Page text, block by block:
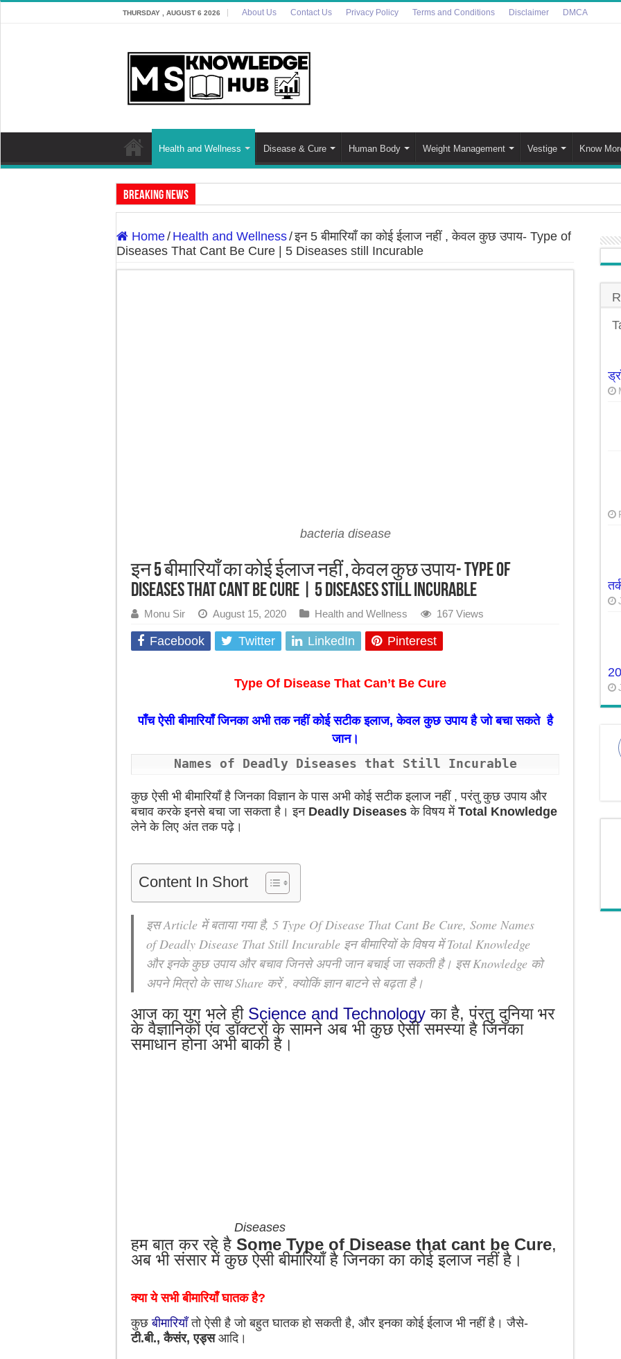
THURSDAY , AUGUST 6 2026 About Us Contact Us Privacy Policy Terms and Conditions Disclaimer DMCA
Health and Wellness Disease & Cure Human Body Weight Management Vestige Know
Breaking News
Discover the Potential Threat: ‘Zombie Deer Disease’ In Hindi | ‘ज़ोंबी हिरण रोग’ महामारी फैल गई है,
7 Best Cooking Oils for Health in India – Choosing the Right Oil for Your Well-being | भारत मे
7 Effective Home Remedies in Winter: A Daily Skincare Routine for All Skin Types | सर्दियों मे
Home/ Health and Wellness/इन 5 बीमारियाँ का कोई ईलाज नहीं , केवल कुछ उपाय- Type of
Diseases That Cant Be Cure | 5 Diseases still Incurable
bacteria disease
इन 5 बीमारियाँ का कोई ईलाज नहीं , केवल कुछ उपाय- Type of
Diseases That Cant Be Cure | 5 Diseases still Incurable
Monu Sir August 15, 2020 Health and Wellness 167 Views
Facebook Twitter LinkedIn Pinterest
Type Of Disease That Can’t Be Cure
पाँच ऐसी बीमारियाँ जिनका अभी तक नहीं कोई सटीक इलाज, केवल कुछ उपाय है जो बचा सकते है
जान।
Names of Deadly Diseases that Still Incurable
कुछ ऐसी भी बीमारियाँ है जिनका विज्ञान के पास अभी कोई सटीक इलाज नहीं , परंतु कुछ उपाय और
बचाव करके इनसे बचा जा सकता है। इन Deadly Diseases के विषय में Total Knowledge
लेने के लिए अंत तक पढ़े।
Content In Short
इस Article में बताया गया है, 5 Type Of Disease That Cant Be Cure, Some Names
of Deadly Disease That Still Incurable इन बीमारियों के विषय में Total Knowledge
और इनके कुछ उपाय और बचाव जिनसे अपनी जान बचाई जा सकती है। इस Knowledge को
अपने मित्रो के साथ Share करें , क्योकिं ज्ञान बाटने से बढ़ता है।
आज का युग भले ही Science and Technology का है, पंरतु दुनिया भर
के वैज्ञानिकों एंव डॉक्टरों के सामने अब भी कुछ ऐसी समस्या है जिनका
समाधान होना अभी बाकी है।
Diseases
हम बात कर रहे है Some Type of Disease that cant be Cure,
अब भी संसार में कुछ ऐसी बीमारियाँ है जिनका का कोई इलाज नहीं है।
क्या ये सभी बीमारियाँ घातक है?
कुछ बीमारियाँतो ऐसी है जो बहुत घातक हो सकती है, और इनका कोई ईलाज भी नहीं है। जैसे-
टी.बी., कैसंर, एड्सआदि।